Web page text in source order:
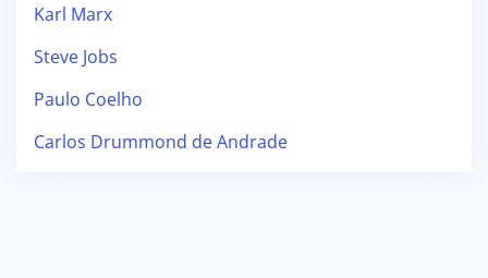
Karl Marx
Steve Jobs
Paulo Coelho
Carlos Drummond de Andrade